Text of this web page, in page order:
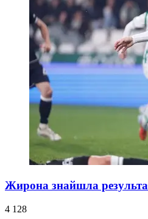
Жирона знайшла
4 128